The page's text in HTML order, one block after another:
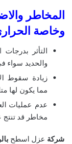
المخاطر
وخاصة
التأثر
والحديد سواء
زيادة سقوط
مما يكون لها
عدم عمليات
مخاطر قد تنتج
شركة عزل اسطح